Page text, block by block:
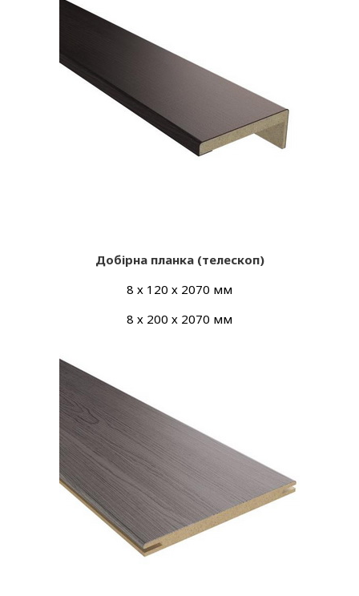
Добірна планка (телескоп)
8 х 120 х 2070 мм
8 х 200 х 2070 мм